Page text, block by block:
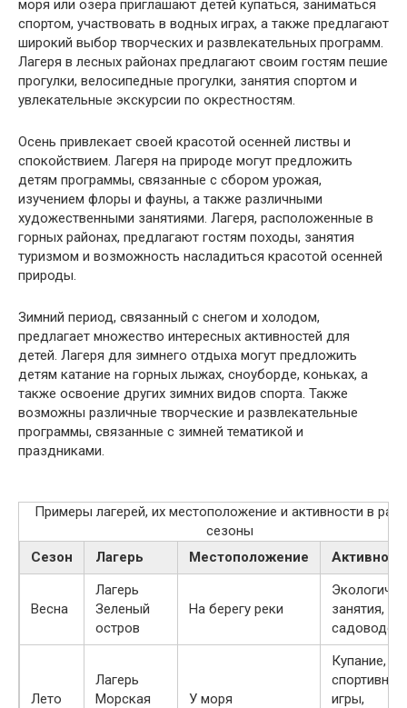
моря или озера приглашают детей купаться, заниматься
спортом, участвовать в водных играх, а также предлагают
широкий выбор творческих и развлекательных программ.
Лагеря в лесных районах предлагают своим гостям пешие
прогулки, велосипедные прогулки, занятия спортом и
увлекательные экскурсии по окрестностям.
Осень привлекает своей красотой осенней листвы и
спокойствием. Лагеря на природе могут предложить
детям программы, связанные с сбором урожая,
изучением флоры и фауны, а также различными
художественными занятиями. Лагеря, расположенные в
горных районах, предлагают гостям походы, занятия
туризмом и возможность насладиться красотой осенней
природы.
Зимний период, связанный с снегом и холодом,
предлагает множество интересных активностей для
детей. Лагеря для зимнего отдыха могут предложить
детям катание на горных лыжах, сноуборде, коньках, а
также освоение других зимних видов спорта. Также
возможны различные творческие и развлекательные
программы, связанные с зимней тематикой и
праздниками.
Примеры лагерей, их местоположение и активности в
сезоны
Сезон
Лагерь Местоположение
Весна
Лагерь
Зеленый
остров
На берегу реки
занятия,
Лето
Лагерь
Морская
У моря
Купание,
спортивные
игры,